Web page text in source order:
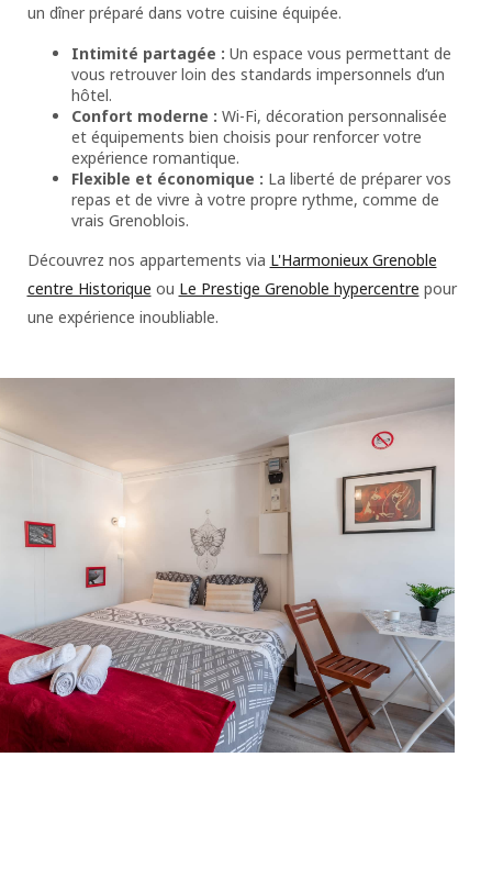
un dîner préparé dans votre cuisine équipée.
Intimité partagée : Un espace vous permettant de
vous retrouver loin des standards impersonnels d’un
hôtel.
Confort moderne : Wi-Fi, décoration personnalisée
et équipements bien choisis pour renforcer votre
expérience romantique.
Flexible et économique : La liberté de préparer vos
repas et de vivre à votre propre rythme, comme de
vrais Grenoblois.
Découvrez nos appartements via L'Harmonieux Grenoble
centre Historique ou Le Prestige Grenoble hypercentre pour
une expérience inoubliable.